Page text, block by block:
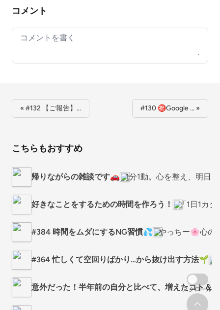
コメント
Your comment
« #132 【ご報告】… #130 ㊗️Google … »
こちらもおすすめ
帰りながらの雑談です🚗 1分1動。心を整え、明日
好きなことをするための時間を作ろう！ 「1日1カタ
#384 時間をムダにするNG習慣💦 やっちー🌸心の
#364 忙しくて空回りばかり…から抜け出す方法🌱
意外だった！半年前の自分と比べて、増えたコト＆
スクロール